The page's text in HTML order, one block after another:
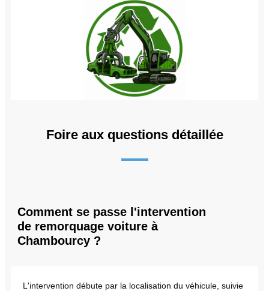
Foire aux questions détaillée
Comment se passe l'intervention
de remorquage voiture à
Chambourcy ?
L'intervention débute par la localisation du véhicule, suivie